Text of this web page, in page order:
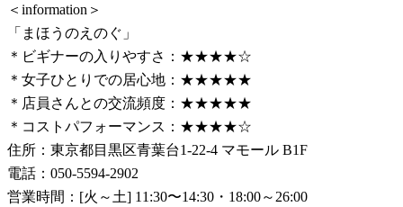
＜information＞
「まほうのえのぐ」
＊ビギナーの入りやすさ：★★★★☆
＊女子ひとりでの居心地：★★★★★
＊店員さんとの交流頻度：★★★★★
＊コストパフォーマンス：★★★★☆
住所：東京都目黒区青葉台1-22-4 マモール B1F
電話：050-5594-2902
営業時間：[火～土] 11:30〜14:30・18:00～26:00